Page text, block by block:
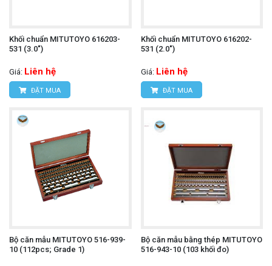
Khối chuẩn MITUTOYO 616203-
531 (3.0")
Giá: Liên hệ
ĐẶT MUA
Khối chuẩn MITUTOYO 616202-
531 (2.0")
Giá: Liên hệ
ĐẶT MUA
Bộ căn mẫu MITUTOYO 516-939-
10 (112pcs; Grade 1)
Bộ căn mẫu bằng thép MITUTOYO
516-943-10 (103 khối đo)